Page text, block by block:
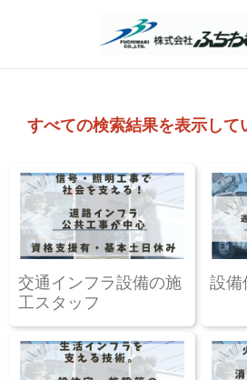
すべての検索結果を表示して
交通インフラ設備の施
工スタッフ
設備